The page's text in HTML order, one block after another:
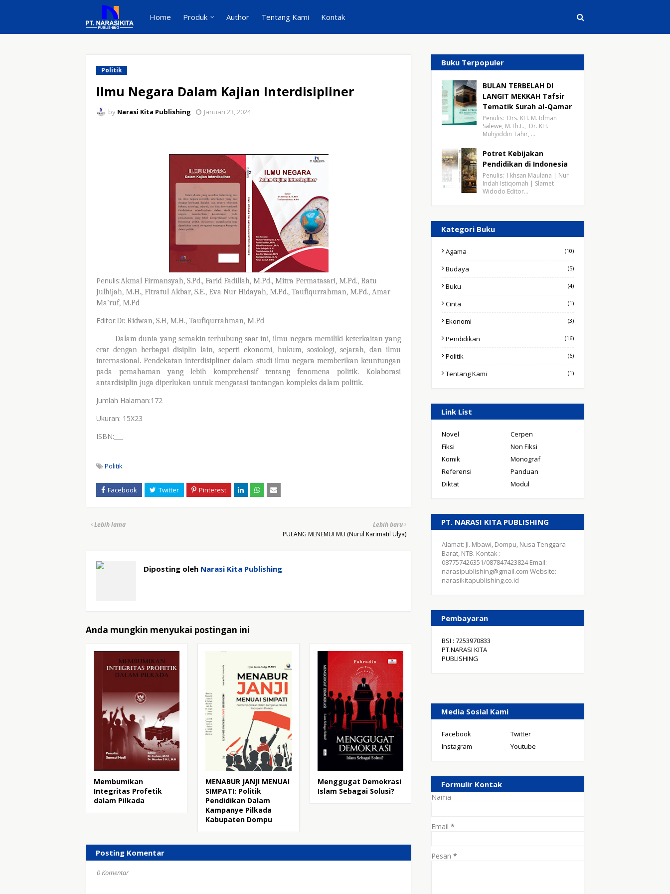
Home Produk Author Tentang Kami Kontak
Politik
Ilmu Negara Dalam Kajian Interdisipliner
by Narasi Kita Publishing Januari 23, 2024
Penulis:Akmal Firmansyah, S.Pd., Farid Fadillah, M.Pd., Mitra Permatasari, M.Pd., Ratu
Julhijah, M.H., Fitratul Akbar, S.E., Eva Nur Hidayah, M.Pd., Taufiqurrahman, M.Pd., Amar
Ma’ruf, M.Pd
Editor:Dr. Ridwan, S.H, M.H., Taufiqurrahman, M.Pd
Dalam dunia yang semakin terhubung saat ini, ilmu negara memiliki keterkaitan yang
erat dengan berbagai disiplin lain, seperti ekonomi, hukum, sosiologi, sejarah, dan ilmu
internasional. Pendekatan interdisipliner dalam studi ilmu negara memberikan keuntungan
pada pemahaman yang lebih komprehensif tentang fenomena politik. Kolaborasi
antardisiplin juga diperlukan untuk mengatasi tantangan kompleks dalam politik.
Jumlah Halaman:172
Ukuran: 15X23
ISBN:___
Politik
Lebih baru
PULANG MENEMUI MU (Nurul Karimatil Ulya)
Lebih lama
Diposting oleh Narasi Kita Publishing
Anda mungkin menyukai postingan ini
Membumikan
Integritas Profetik
dalam Pilkada
MENABUR JANJI MENUAI
SIMPATI: Politik
Pendidikan Dalam
Kampanye Pilkada
Kabupaten Dompu
Menggugat Demokrasi
Islam Sebagai Solusi?
Posting Komentar
0 Komentar
Buku Terpopuler
BULAN TERBELAH DI
LANGIT MEKKAH Tafsir
Tematik Surah al-Qamar
Penulis: Drs. KH. M. Idman
Salewe, M.Th.I.., Dr. KH.
Muhyiddin Tahir, …
Potret Kebijakan
Pendidikan di Indonesia
Penulis: I khsan Maulana | Nur
Indah Istiqomah | Slamet
Widodo Editor…
Kategori Buku
Agama (10)
Budaya (5)
Buku (4)
Cinta (1)
Ekonomi (3)
Pendidikan (16)
Politik (6)
Tentang Kami (1)
Link List
Novel
Cerpen
Fiksi
Non Fiksi
Komik
Monograf
Referensi
Panduan
Diktat
Modul
PT. NARASI KITA PUBLISHING
Alamat: Jl. Mbawi, Dompu, Nusa Tenggara
Barat, NTB. Kontak :
087757426351/087847423824 Email:
narasipublishing@gmail.com Website:
narasikitapublishing.co.id
Pembayaran
BSI : 7253970833
PT.NARASI KITA
PUBLISHING
Media Sosial Kami
Facebook
Twitter
Instagram
Youtube
Formulir Kontak
Nama
Email*
Pesan*